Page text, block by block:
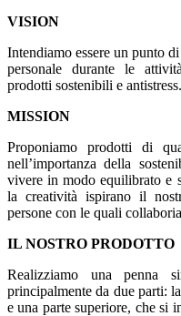
VISION
Intendiamo essere un punto
personale durante le
prodotti sostenibili e antistress.
MISSION
Proponiamo prodotti di
nell’importanza della
vivere in modo equilibrato e
la creatività ispirano il
persone con le quali
IL NOSTRO PRODOTTO
Realizziamo una penna
principalmente da due parti:
e una parte superiore, che si